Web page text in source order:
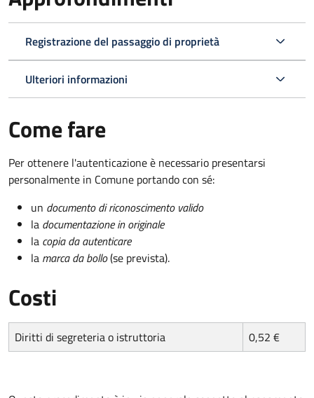
Registrazione del passaggio di proprietà
Ulteriori informazioni
Come fare
Per ottenere l'autenticazione è necessario presentarsi
personalmente in Comune portando con sé:
un documento di riconoscimento valido
la documentazione in originale
la copia da autenticare
la marca da bollo(se prevista).
Costi
Diritti di segreteria o istruttoria 0,52 €